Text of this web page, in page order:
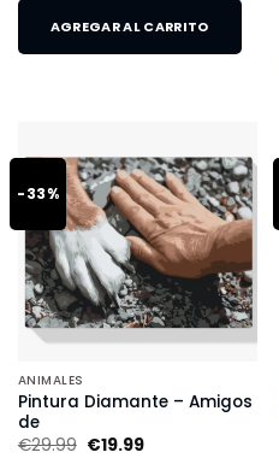
AGREGAR AL CARRITO
-33%
ANIMALES
Pintura Diamante – Amigos
de
€29.99 €19.99